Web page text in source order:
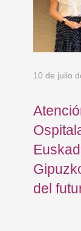
10 de julio
del